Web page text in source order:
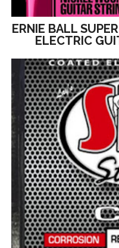
ERNIE BALL
ELECTRIC